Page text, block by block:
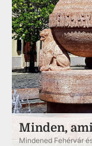
Minden,
Mindened Fehérvár